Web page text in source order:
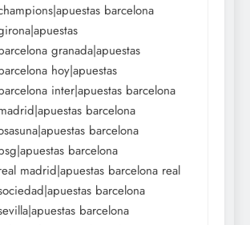
barcelona
granada|apuestas
hoy|apuestas
inter|apuestas barcelona
barcelona
barcelona
barcelona
madrid|apuestas barcelona real
barcelona
barcelona